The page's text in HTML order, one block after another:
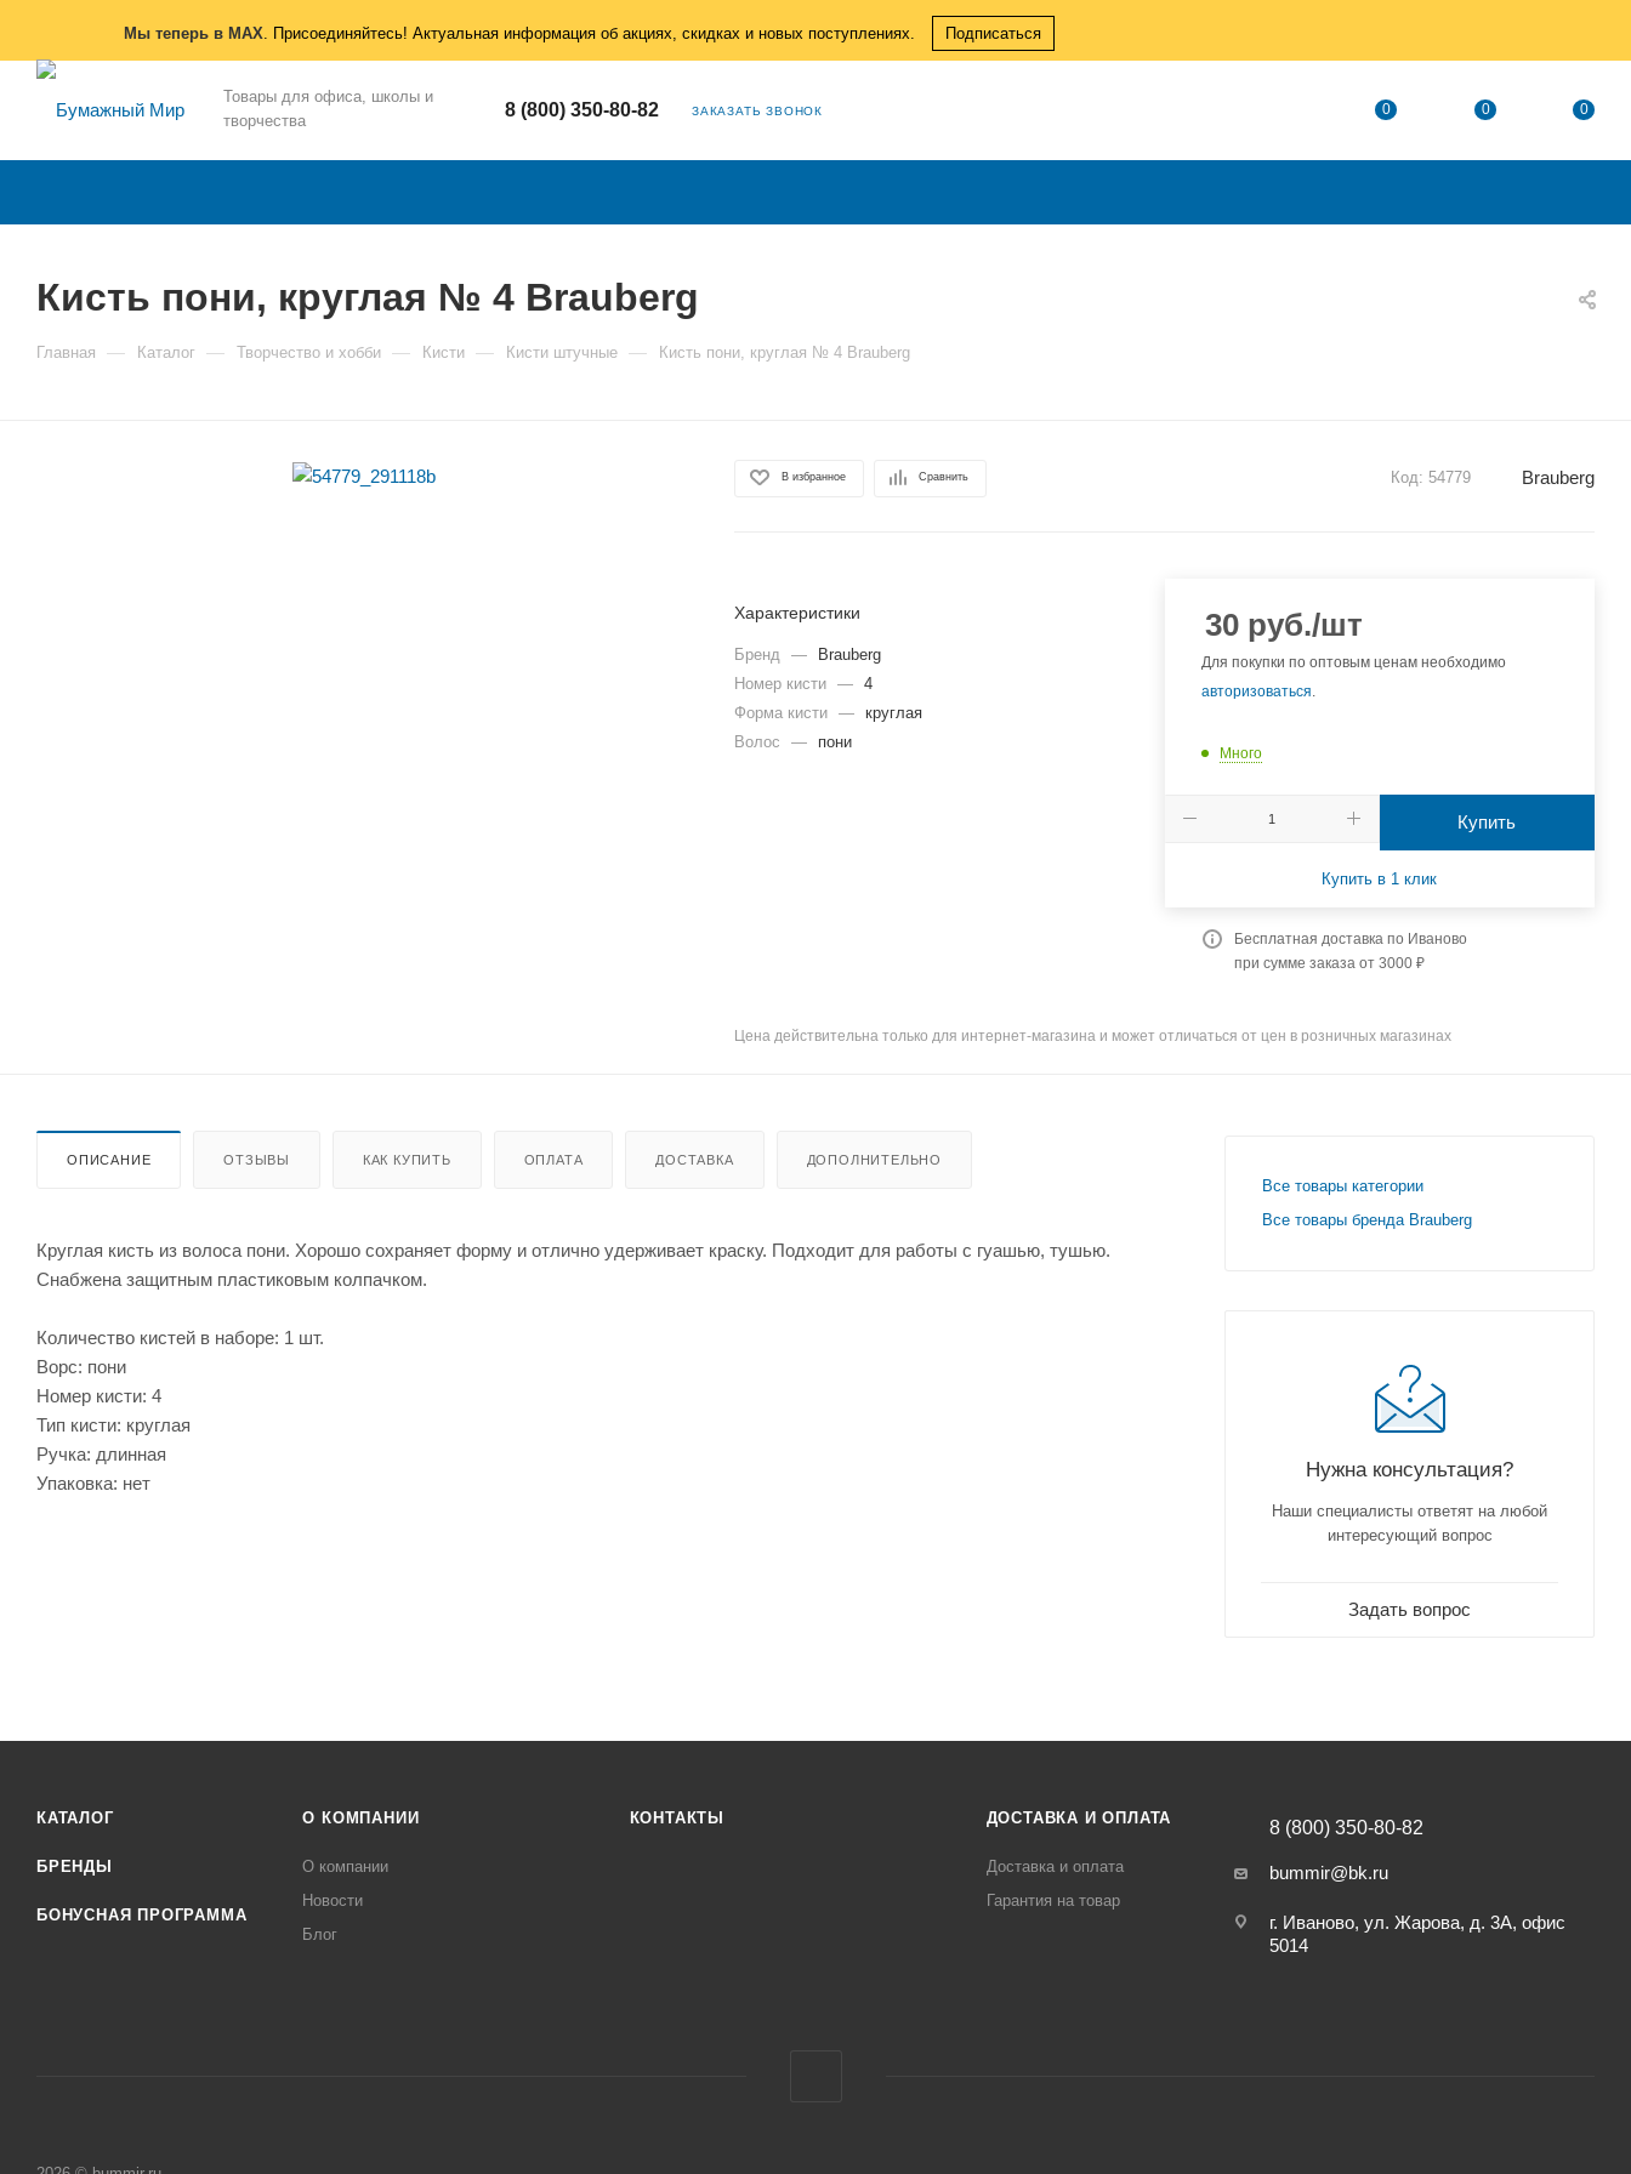
Мы теперь в MAX. Присоединяйтесь! Актуальная информация об акциях, скидках и новых поступлениях. Подписаться
Товары для офиса, школы и
творчества
8 (800) 350-80-82 ЗАКАЗАТЬ ЗВОНОК 0 0 0
Кисть пони, круглая № 4 Brauberg
Главная — Каталог — Творчество и хобби — Кисти — Кисти штучные — Кисть пони, круглая № 4 Brauberg
В избранное Сравнить Код: 54779 Brauberg
Характеристики
Бренд —
Brauberg
Номер кисти
—
4
Форма кисти
—
круглая
Волос
— пони
30руб./шт
Для покупки по оптовым ценам необходимо
авторизоваться.
Много
Купить
Купить в 1 клик
Бесплатная доставка по Иваново
при сумме заказа от 3000 ₽
Цена действительна только для интернет-магазина и может отличаться от цен в розничных магазинах
ОПИСАНИЕ ОТЗЫВЫ КАК КУПИТЬ ОПЛАТА ДОСТАВКА ДОПОЛНИТЕЛЬНО
Круглая кисть из волоса пони. Хорошо сохраняет форму и отлично удерживает краску. Подходит для работы с гуашью, тушью.
Снабжена защитным пластиковым колпачком.
Количество кистей в наборе: 1 шт.
Ворс: пони
Номер кисти: 4
Тип кисти: круглая
Ручка: длинная
Упаковка: нет
Все товары категории
Все товары бренда Brauberg
Нужна консультация?
Наши специалисты ответят на любой
интересующий вопрос
Задать вопрос
КАТАЛОГ
БРЕНДЫ
БОНУСНАЯ ПРОГРАММА
О КОМПАНИИ
О компании
Новости
Блог
КОНТАКТЫ ДОСТАВКА И ОПЛАТА
Доставка и оплата
Гарантия на товар
8 (800) 350-80-82
bummir@bk.ru
г. Иваново, ул. Жарова, д. 3А, офис
5014